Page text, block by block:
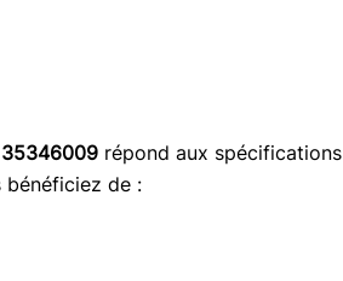
35346009 répond aux spécifications
bénéficiez de :